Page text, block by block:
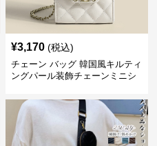
¥3,170 (税込)
チェーン バッグ 韓国風キルティ
ングパール装飾チェーンミニシ